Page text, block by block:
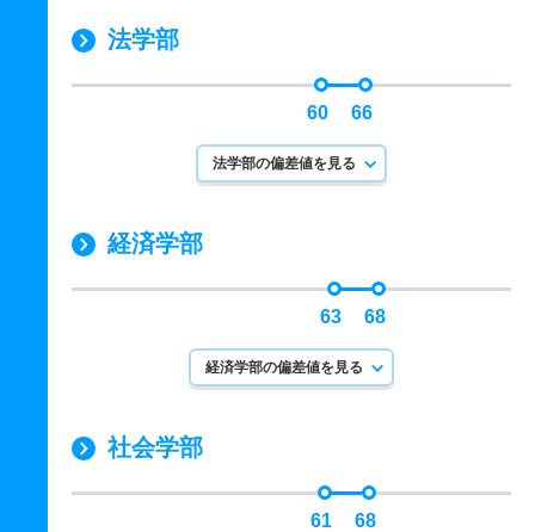
法学部
60 66
法学部の偏差値を見る
経済学部
63 68
経済学部の偏差値を見る
社会学部
61 68